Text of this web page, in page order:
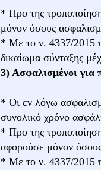
* Προ της
μόνον όσους
* Με το ν. 4337/2015
δικαίωμα σύνταξης
3) Ασφαλισμένοι
* Οι εν λόγω
συνολικό χρόνο
* Προ της
αφορούσε μόνον
* Με το ν. 4337/2015